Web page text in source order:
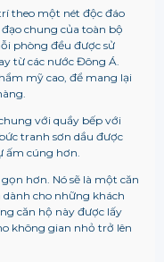
theo một nét độc đáo
chung của toàn bộ
phòng đều được sử
từ các nước Đông Á.
mỹ cao, để mang lại
với quầy bếp với
tranh sơn dầu được
ấm cúng hơn.
hơn. Nó sẽ là một căn
cho những khách
căn hộ này được lấy
không gian nhỏ trở lên